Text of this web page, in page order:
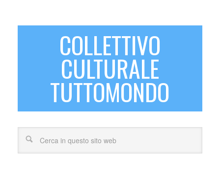
COLLETTIVO
CULTURALE
TUTTOMONDO